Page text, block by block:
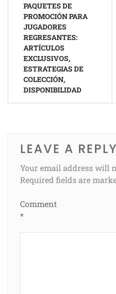
navigation
PAQUETES DE
PROMOCIÓN PARA
JUGADORES
REGRESANTES:
ARTÍCULOS
EXCLUSIVOS,
ESTRATEGIAS DE
COLECCIÓN,
DISPONIBILIDAD
LEAVE A REPLY
Your email address will
Required fields are
Comment
*